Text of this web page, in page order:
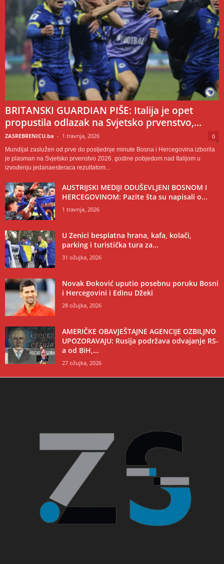
BRITANSKI GUARDIAN PIŠE: Italija je opet
propustila odlazak na Svjetsko prvenstvo,...
ZASREBRENICU.ba - 1 travnja, 2026 0
Mundijal zaslužen od prve do posljednje minute Bosna i Hercegovina izborila
je plasman na Svjetsko prvenstvo 2026. godine pobjedom nad Italijom u
izvođenju jedanaesteraca rezultatom...
AUSTRIJSKI MEDIJI ODUŠEVLJENI BOSNOM I
HERCEGOVINOM: Pazite šta su napisali o...
1 travnja, 2026
U Zenici besplatna hrana, kafa, kolači,
parking i turistička tura za...
31 ožujka, 2026
Novak Đoković uputio posebnu poruku Bosni
i Hercegovini i Edinu Džeki
28 ožujka, 2026
AMERIČKE OBAVJEŠTAJNE AGENCIJE OZBILJNO
UPOZORAVAJU: Rusija podržava odvajanje RS-
a od BiH,...
27 ožujka, 2026